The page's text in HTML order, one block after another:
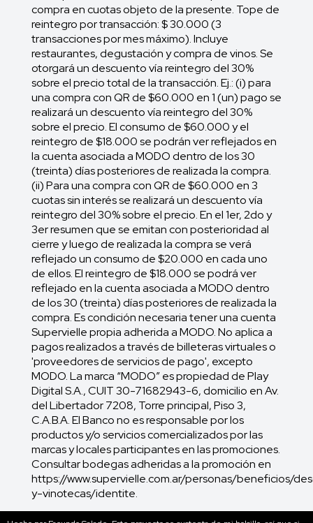
compra en cuotas objeto de la presente. Tope de
reintegro por transacción: $ 30.000 (3
transacciones por mes máximo). Incluye
restaurantes, degustación y compra de vinos. Se
otorgará un descuento vía reintegro del 30%
sobre el precio total de la transacción. Ej.: (i) para
una compra con QR de $60.000 en 1 (un) pago se
realizará un descuento vía reintegro del 30%
sobre el precio. El consumo de $60.000 y el
reintegro de $18.000 se podrán ver reflejados en
la cuenta asociada a MODO dentro de los 30
(treinta) días posteriores de realizada la compra.
(ii) Para una compra con QR de $60.000 en 3
cuotas sin interés se realizará un descuento vía
reintegro del 30% sobre el precio. En el 1er, 2do y
3er resumen que se emitan con posterioridad al
cierre y luego de realizada la compra se verá
reflejado un consumo de $20.000 en cada uno
de ellos. El reintegro de $18.000 se podrá ver
reflejado en la cuenta asociada a MODO dentro
de los 30 (treinta) días posteriores de realizada la
compra. Es condición necesaria tener una cuenta
Supervielle propia adherida a MODO. No aplica a
pagos realizados a través de billeteras virtuales o
'proveedores de servicios de pago', excepto
MODO. La marca “MODO” es propiedad de Play
Digital S.A., CUIT 30-71682943-6, domicilio en Av.
del Libertador 7208, Torre principal, Piso 3,
C.A.B.A. El Banco no es responsable por los
productos y/o servicios comercializados por las
marcas y locales participantes en las promociones.
Consultar bodegas adheridas a la promoción en
https://www.supervielle.com.ar/personas/beneficios/
y-vinotecas/identite.